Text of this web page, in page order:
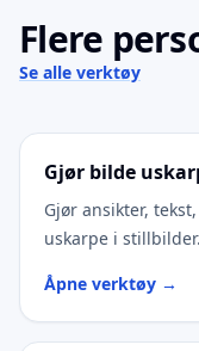
Flere
Se alle verktøy
Gjør bilde
Gjør ansikter,
uskarpe i stillbilder.
Åpne verktøy →